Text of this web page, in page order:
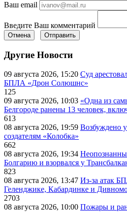
Ваш email
Введите Ваш комментарий
Отмена Отправить
Другие Новости
09 августа 2026, 15:20 Суд
БПЛА «Дрон Солюшнс»
125
09 августа 2026, 10:03 «Одна из
Белгороде ранены 13 человек,
613
08 августа 2026, 19:59 Возбуждено
создателям «Колобка»
662
08 августа 2026, 19:34
Болгарию и взорвался у
823
08 августа 2026, 13:47 Из-за атак
Геленджике, Кабардинке и
2703
08 августа 2026, 10:00 Пожары и